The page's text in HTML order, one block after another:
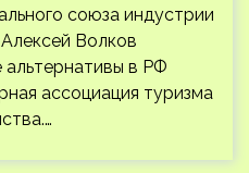
союза индустрии
Волков
альтернативы в РФ
ассоциация туризма